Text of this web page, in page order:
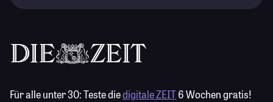
Für alle unter 30:Teste diedigitale ZEIT6 Wochen gratis!